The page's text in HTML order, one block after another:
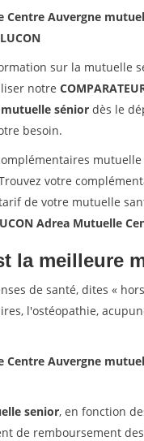
Centre Auvergne
sur la mutuelle
notre
mutuelle sénior dès le
besoin.
votre
de votre mutuelle
Adrea Mutuelle
la meilleure
de santé, dites «
l'ostéopathie,
Centre Auvergne
senior, en fonction
de remboursement